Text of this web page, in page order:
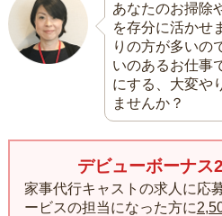
あなたのお掃除
を存分に活かせ
りの方が多いの
いのあるお仕事
にする、大変や
ませんか？
デビューボーナス
家事代行キャストの求人に応
ービスの担当になった方に